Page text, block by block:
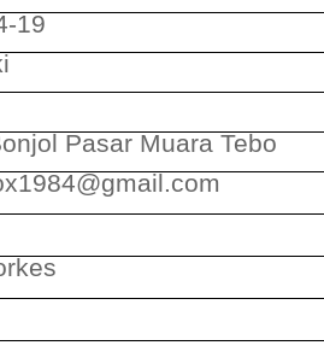
19
Pasar Muara Tebo